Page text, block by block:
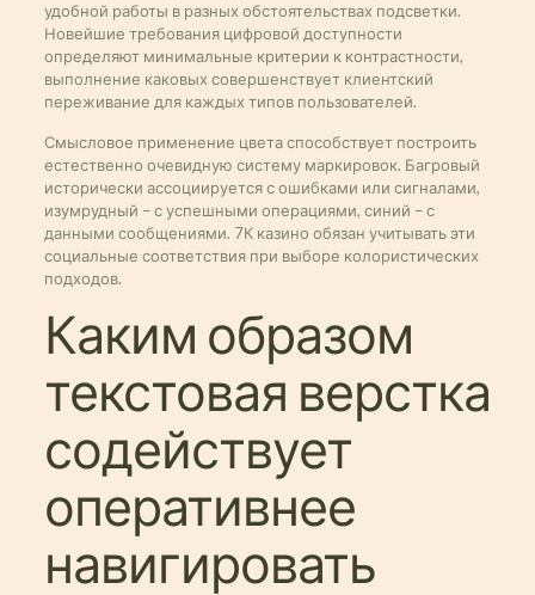
удобной работы в разных обстоятельствах подсветки.
Новейшие требования цифровой доступности
определяют минимальные критерии к контрастности,
выполнение каковых совершенствует клиентский
переживание для каждых типов пользователей.
Смысловое применение цвета способствует построить
естественно очевидную систему маркировок. Багровый
исторически ассоциируется с ошибками или сигналами,
изумрудный – с успешными операциями, синий – с
данными сообщениями. 7К казино обязан учитывать эти
социальные соответствия при выборе колористических
подходов.
Каким образом
текстовая верстка
содействует
оперативнее
навигировать